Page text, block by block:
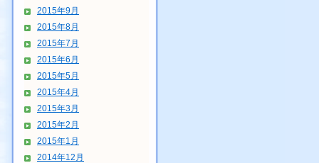
2015年9月
2015年8月
2015年7月
2015年6月
2015年5月
2015年4月
2015年3月
2015年2月
2015年1月
2014年12月